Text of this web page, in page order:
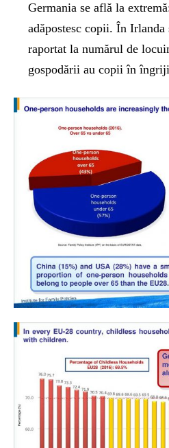
Germania se află la
adăpostesc copii. În
raportat la numărul de
gospodării au copii în